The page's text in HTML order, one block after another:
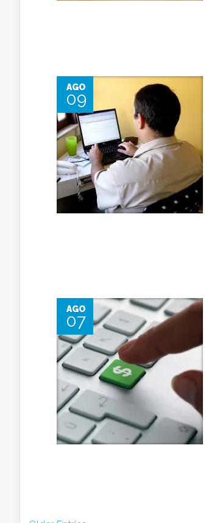
AGO
09
AGO
07